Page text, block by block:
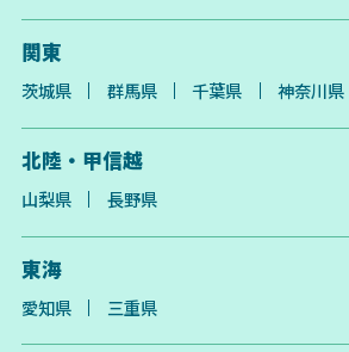
関東
茨城県 群馬県 千葉県 神奈川県
北陸・甲信越
山梨県 長野県
東海
愛知県 三重県